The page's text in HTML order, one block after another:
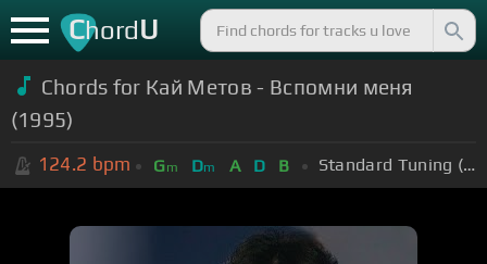
ChordU
Chords for Кай Метов - Вспомни меня
(1995)
124.2 bpm Gm Dm A D B Standard Tuning (EADGBE)